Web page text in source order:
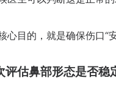
目的，就是确保伤口“
评估鼻部形态是否稳